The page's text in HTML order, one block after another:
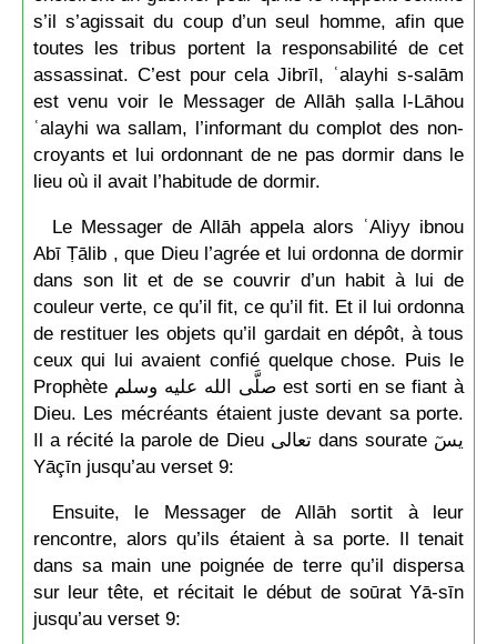
s’il s’agissait du coup d’un seul homme, afin que
toutes les tribus portent la responsabilité de cet
assassinat. C’est pour cela Jibrīl, ʿalayhi s-salām
est venu voir le Messager de Allāh ṣalla l-Lāhou
ʿalayhi wa sallam, l’informant du complot des non-
croyants et lui ordonnant de ne pas dormir dans le
lieu où il avait l’habitude de dormir.
Le Messager de Allāh appela alors ʿAliyy ibnou
Abī Ṭālib , que Dieu l’agrée et lui ordonna de dormir
dans son lit et de se couvrir d’un habit à lui de
couleur verte, ce qu’il fit, ce qu’il fit. Et il lui ordonna
de restituer les objets qu’il gardait en dépôt, à tous
ceux qui lui avaient confié quelque chose. Puis le
Prophète صلَّى الله عليه وسلم est sorti en se fiant à
Dieu. Les mécréants étaient juste devant sa porte.
Il a récité la parole de Dieu تعالى dans sourate يسٓ
Yāçīn jusqu’au verset 9:
Ensuite, le Messager de Allāh sortit à leur
rencontre, alors qu’ils étaient à sa porte. Il tenait
dans sa main une poignée de terre qu’il dispersa
sur leur tête, et récitait le début de soūrat Yā-sīn
jusqu’au verset 9: